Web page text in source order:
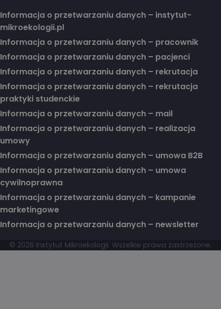
Informacja o przetwarzaniu danych – instytut-
mikroekologii.pl
Informacja o przetwarzaniu danych – pracownik
Informacja o przetwarzaniu danych – pacjenci
Informacja o przetwarzaniu danych – rekrutacja
Informacja o przetwarzaniu danych – rekrutacja
praktyki studenckie
Informacja o przetwarzaniu danych – mail
Informacja o przetwarzaniu danych – realizacja
umowy
Informacja o przetwarzaniu danych – umowa B2B
Informacja o przetwarzaniu danych – umowa
cywilnoprawna
Informacja o przetwarzaniu danych – kampanie
marketingowe
Informacja o przetwarzaniu danych – newsletter
© 2026 Instytut Mikroekologii. Wszelkie prawa zastrzeżone.